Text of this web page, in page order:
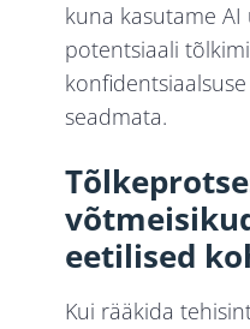
kuna kasutame
potentsiaali
seadmata.
eetilised
Kui rääkida